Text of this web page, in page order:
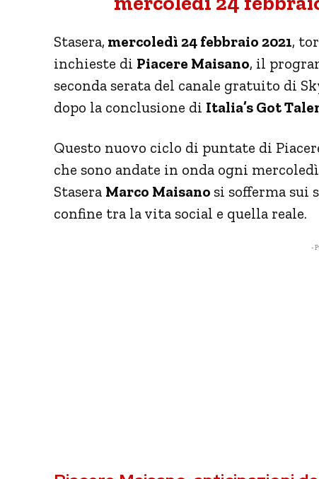
Stasera, mercoledì 24 febbraio 2021,
inchieste di Piacere Maisano, il
seconda serata del canale gratuito di
dopo la conclusione di Italia’s Got
Questo nuovo ciclo di puntate di
che sono andate in onda ogni
Stasera Marco Maisano si sofferma sui
confine tra la vita social e quella reale.
-